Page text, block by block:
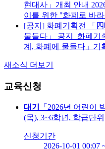
현대사」개최 안내
이를 위한 "화폐로 바
[공지] 화폐기획전 「
물들다」 공지
화폐기
계, 화폐에 물들다」기
새소식 더보기
교육신청
대기
「2026년 어린이
(목), 3~6학년, 학급단
신청기간
2026-10-01 00:07